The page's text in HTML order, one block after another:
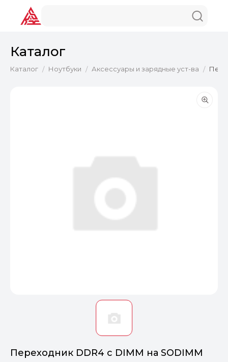
Каталог
Каталог / Ноутбуки / Аксессуары и зарядные уст-ва /
Переходник DDR4 с DIMM на SODIMM